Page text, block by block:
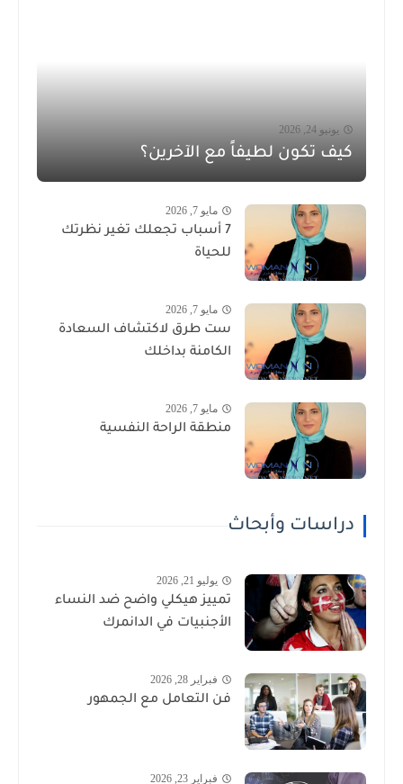
يونيو 24, 2026
كيف تكون لطيفاً مع الآخرين؟
مايو 7, 2026
7 أسباب تجعلك تغير نظرتك
للحياة
مايو 7, 2026
ست طرق لاكتشاف السعادة
الكامنة بداخلك
مايو 7, 2026
منطقة الراحة النفسية
دراسات وأبحاث
يوليو 21, 2026
تمييز هيكلي واضح ضد النساء
الأجنبيات في الدانمرك
فبراير 28, 2026
فن التعامل مع الجمهور
فبراير 23, 2026